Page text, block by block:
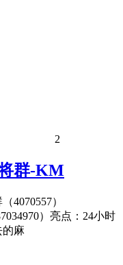
2
群-KM
4070557）
）亮点：24小时
的麻